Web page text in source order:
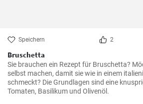
Speichern 2
Bruschetta
Sie brauchen ein Rezept für Bruschetta?
selbst machen, damit sie wie in einem
schmeckt? Die Grundlagen sind eine
Tomaten, Basilikum und Olivenöl.